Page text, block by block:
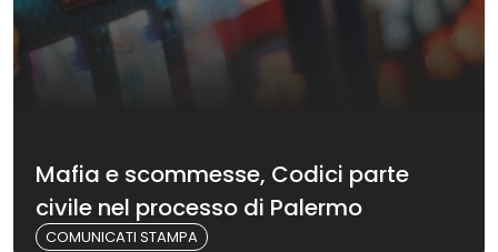
Mafia e scommesse, Codici parte
civile nel processo di Palermo
COMUNICATI STAMPA